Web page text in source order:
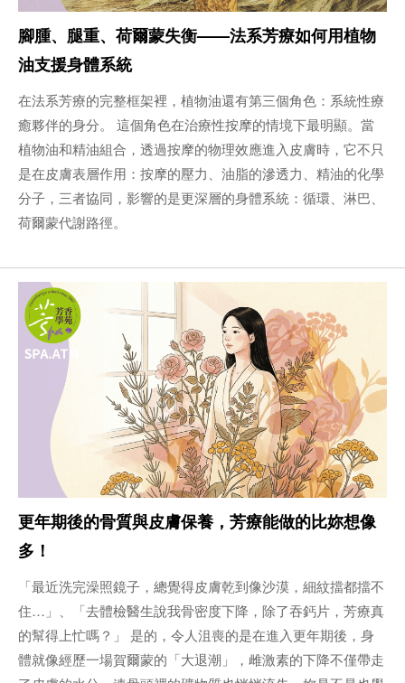
腳腫、腿重、荷爾蒙失衡——法系芳療如何用植物
油支援身體系統
在法系芳療的完整框架裡，植物油還有第三個角色：系統性療
癒夥伴的身分。 這個角色在治療性按摩的情境下最明顯。當
植物油和精油組合，透過按摩的物理效應進入皮膚時，它不只
是在皮膚表層作用：按摩的壓力、油脂的滲透力、精油的化學
分子，三者協同，影響的是更深層的身體系統：循環、淋巴、
荷爾蒙代謝路徑。
更年期後的骨質與皮膚保養，芳療能做的比妳想像
多！
「最近洗完澡照鏡子，總覺得皮膚乾到像沙漠，細紋擋都擋不
住…」、「去體檢醫生說我骨密度下降，除了吞鈣片，芳療真
的幫得上忙嗎？」 是的，令人沮喪的是在進入更年期後，身
體就像經歷一場賀爾蒙的「大退潮」，雌激素的下降不僅帶走